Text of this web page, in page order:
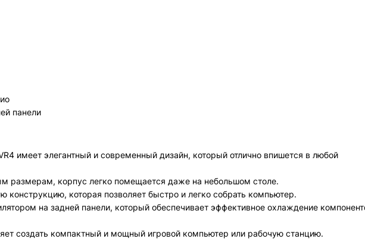
панели
имеет элегантный и современный дизайн, который отлично впишется в любой
размерам, корпус легко помещается даже на небольшом столе.
конструкцию, которая позволяет быстро и легко собрать компьютер.
на задней панели, который обеспечивает эффективное охлаждение
создать компактный и мощный игровой компьютер или рабочую станцию.